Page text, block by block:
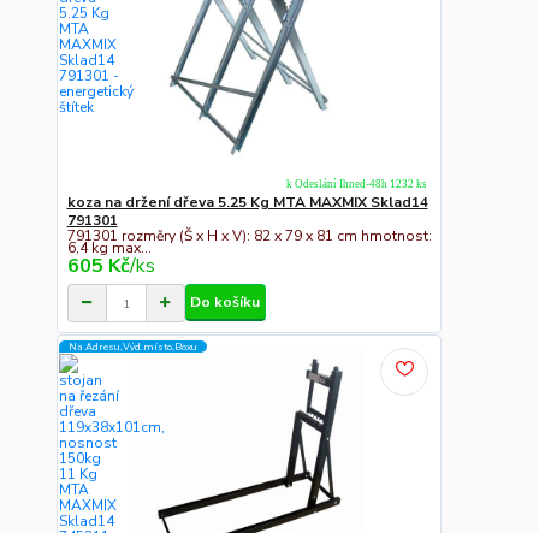
koza na držení dřeva 5.25 Kg MTA MAXMIX Sklad14
791301
791301 rozměry (Š x H x V): 82 x 79 x 81 cm hmotnost:
6,4 kg max...
605 Kč/ks
k Odeslání Ihned-48h 1232 ks
Do košíku
Na Adresu,Výd.místo,Boxu